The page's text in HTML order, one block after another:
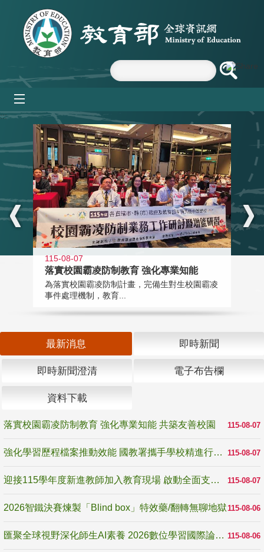
跳到主要內容區塊
:::
115-08-07
落實校園霸凌防制教育 強化專業知能
為落實校園霸凌防制計畫，完備生對生校園霸凌
事件處理機制，教育...
最新消息 即時新聞
即時新聞澄清 電子布告欄
資料下載
115-08-07
落實校園霸凌防制教育 強化專業知能 共築友善校園
115-08-07
強化學習歷程檔案推動效能 國教署攜手學校精進行政與教學支持
115-08-07
迎接115學年度新進教師加入教育現場 啟動全面支持陪伴
115-08-06
2026智鐵決賽煉製「Blind box」特效藥/翻轉無聊地獄
115-08-06
匯聚全球視野深化師生AI素養 2026數位學習國際論壇高雄登場